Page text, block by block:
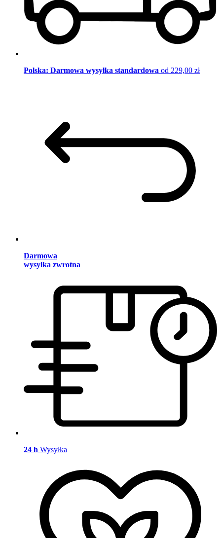
Polska: Darmowa wysyłka standardowa od 229,00 zł
Darmowa
wysyłka zwrotna
24 h Wysyłka